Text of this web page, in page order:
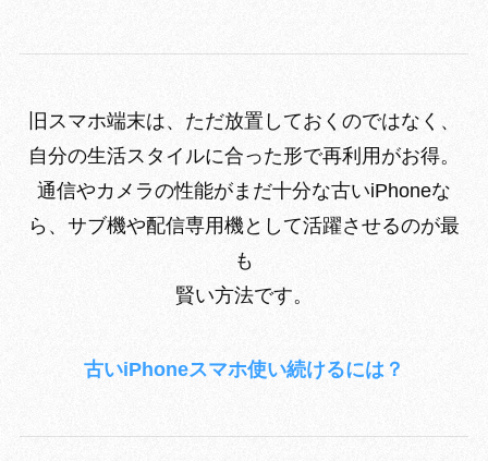
旧スマホ端末は、ただ放置しておくのではなく、
自分の生活スタイルに合った形で再利用がお得。
通信やカメラの性能がまだ十分な古いiPhoneな
ら、サブ機や配信専用機として活躍させるのが最
も
賢い方法です。
古いiPhoneスマホ使い続けるには？